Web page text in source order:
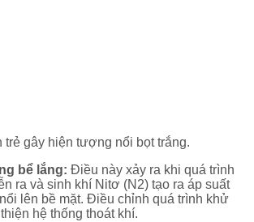
trẻ gây hiện tượng nổi bọt trắng.
bể lắng: Điều này xảy ra khi quá trình
ra và sinh khí Nitơ (N2) tạo ra áp suất
lên bề mặt. Điều chỉnh quá trình khử
hệ thống thoát khí.